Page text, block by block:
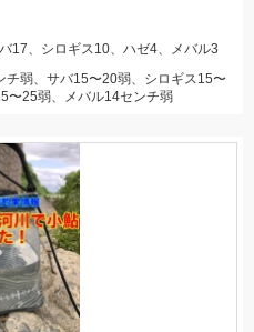
17、シロギス10、ハゼ4、メバル3
チ弱、サバ15〜20弱、シロギス15〜
〜25弱、メバル14センチ弱